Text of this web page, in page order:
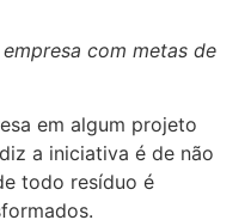
com metas de
em algum projeto
a iniciativa é de não
todo resíduo é